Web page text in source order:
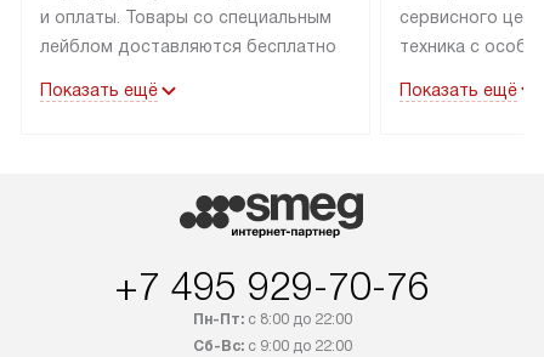
и оплаты. Товары со специальным
лейблом доставляются бесплатно
до подъезда. Доставка за пределы
маркировку «в наличии», может
быть отправлен покупателю
в Санкт-Петербург и другие
регионы осуществляется через
транспортные компании. После
Показать ещё
сервисного
техника с
коммуникациям.
подключения к
Показать ещё
+7 495 929-70-76
Пн-Пт:с 8:00 до 22:00
Сб-Вс:с 9:00 до 22:00